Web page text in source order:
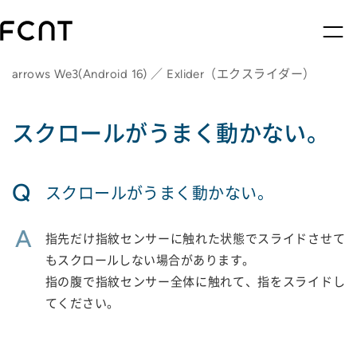
arrows We3(Android 16) ／ Exlider（エクスライダー）
スクロールがうまく動かない。
Q スクロールがうまく動かない。
A
指先だけ指紋センサーに触れた状態でスライドさせて
もスクロールしない場合があります。
指の腹で指紋センサー全体に触れて、指をスライドし
てください。